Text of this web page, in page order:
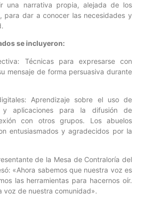
una narrativa propia, alejada de los
para dar a conocer las necesidades y
se incluyeron:
Técnicas para expresarse con
mensaje de forma persuasiva durante
Aprendizaje sobre el uso de
y aplicaciones para la difusión de
con otros grupos. Los abuelos
entusiasmados y agradecidos por la
de la Mesa de Contraloría del
«Ahora sabemos que nuestra voz es
las herramientas para hacernos oír.
voz de nuestra comunidad».